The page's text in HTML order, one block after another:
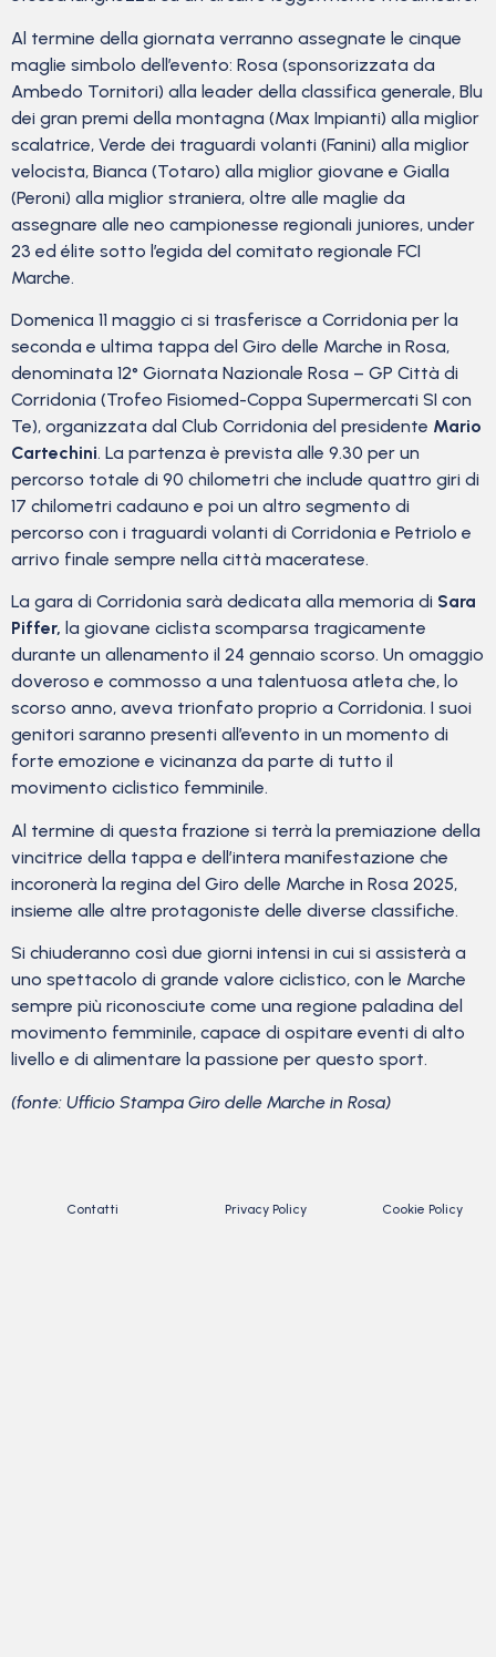
Al termine della giornata verranno assegnate le cinque
maglie simbolo dell’evento: Rosa (sponsorizzata da
Ambedo Tornitori) alla leader della classifica generale, Blu
dei gran premi della montagna (Max Impianti) alla miglior
scalatrice, Verde dei traguardi volanti (Fanini) alla miglior
velocista, Bianca (Totaro) alla miglior giovane e Gialla
(Peroni) alla miglior straniera, oltre alle maglie da
assegnare alle neo campionesse regionali juniores, under
23 ed élite sotto l’egida del comitato regionale FCI
Marche.
Domenica 11 maggio ci si trasferisce a Corridonia per la
seconda e ultima tappa del Giro delle Marche in Rosa,
denominata 12° Giornata Nazionale Rosa – GP Città di
Corridonia (Trofeo Fisiomed-Coppa Supermercati SI con
Te), organizzata dal Club Corridonia del presidente Mario
Cartechini. La partenza è prevista alle 9.30 per un
percorso totale di 90 chilometri che include quattro giri di
17 chilometri cadauno e poi un altro segmento di
percorso con i traguardi volanti di Corridonia e Petriolo e
arrivo finale sempre nella città maceratese.
La gara di Corridonia sarà dedicata alla memoria di Sara
Piffer, la giovane ciclista scomparsa tragicamente
durante un allenamento il 24 gennaio scorso. Un omaggio
doveroso e commosso a una talentuosa atleta che, lo
scorso anno, aveva trionfato proprio a Corridonia. I suoi
genitori saranno presenti all’evento in un momento di
forte emozione e vicinanza da parte di tutto il
movimento ciclistico femminile.
Al termine di questa frazione si terrà la premiazione della
vincitrice della tappa e dell’intera manifestazione che
incoronerà la regina del Giro delle Marche in Rosa 2025,
insieme alle altre protagoniste delle diverse classifiche.
Si chiuderanno così due giorni intensi in cui si assisterà a
uno spettacolo di grande valore ciclistico, con le Marche
sempre più riconosciute come una regione paladina del
movimento femminile, capace di ospitare eventi di alto
livello e di alimentare la passione per questo sport.
(fonte: Ufficio Stampa Giro delle Marche in Rosa)
Contatti Privacy Policy Cookie Policy